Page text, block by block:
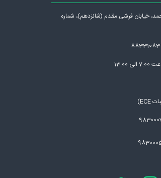
احمد، خيابان فرشی مقدم (شانزدهم)، شماره